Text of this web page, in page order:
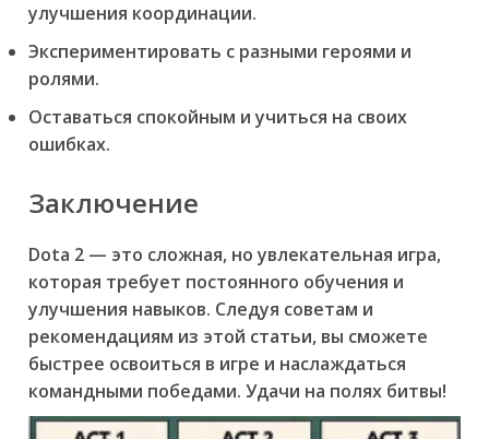
улучшения координации.
Экспериментировать с разными героями и
ролями.
Оставаться спокойным и учиться на своих
ошибках.
Заключение
Dota 2 — это сложная, но увлекательная игра,
которая требует постоянного обучения и
улучшения навыков. Следуя советам и
рекомендациям из этой статьи, вы сможете
быстрее освоиться в игре и наслаждаться
командными победами. Удачи на полях битвы!